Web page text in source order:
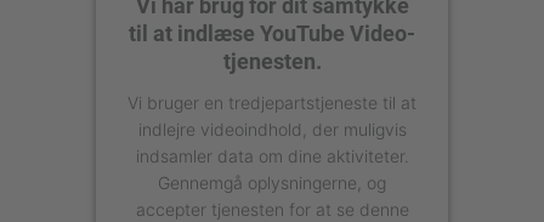
til at indlæse YouTube Video-
tjenesten.
Vi bruger en tredjepartstjeneste til at
indlejre videoindhold, der muligvis
indsamler data om dine aktiviteter.
Gennemgå oplysningerne, og
accepter tjenesten for at se denne